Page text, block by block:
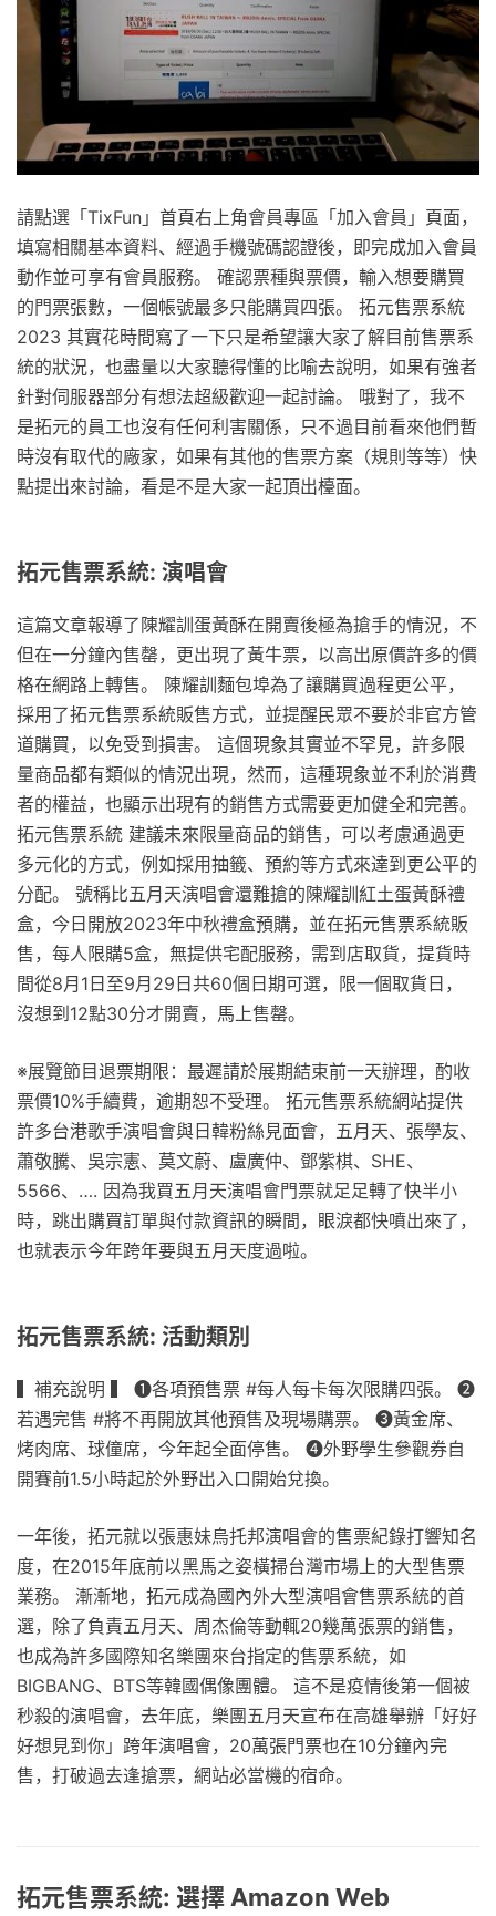
請點選「TixFun」首頁右上角會員專區「加入會員」頁面，
填寫相關基本資料、經過手機號碼認證後，即完成加入會員
動作並可享有會員服務。 確認票種與票價，輸入想要購買
的門票張數，一個帳號最多只能購買四張。 拓元售票系統
2023 其實花時間寫了一下只是希望讓大家了解目前售票系
統的狀況，也盡量以大家聽得懂的比喻去說明，如果有強者
針對伺服器部分有想法超級歡迎一起討論。 哦對了，我不
是拓元的員工也沒有任何利害關係，只不過目前看來他們暫
時沒有取代的廠家，如果有其他的售票方案（規則等等）快
點提出來討論，看是不是大家一起頂出檯面。
拓元售票系統: 演唱會
這篇文章報導了陳耀訓蛋黃酥在開賣後極為搶手的情況，不
但在一分鐘內售罄，更出現了黃牛票，以高出原價許多的價
格在網路上轉售。 陳耀訓麵包埠為了讓購買過程更公平，
採用了拓元售票系統販售方式，並提醒民眾不要於非官方管
道購買，以免受到損害。 這個現象其實並不罕見，許多限
量商品都有類似的情況出現，然而，這種現象並不利於消費
者的權益，也顯示出現有的銷售方式需要更加健全和完善。
拓元售票系統 建議未來限量商品的銷售，可以考慮通過更
多元化的方式，例如採用抽籤、預約等方式來達到更公平的
分配。 號稱比五月天演唱會還難搶的陳耀訓紅土蛋黃酥禮
盒，今日開放2023年中秋禮盒預購，並在拓元售票系統販
售，每人限購5盒，無提供宅配服務，需到店取貨，提貨時
間從8月1日至9月29日共60個日期可選，限一個取貨日，
沒想到12點30分才開賣，馬上售罄。
※展覽節目退票期限：最遲請於展期結束前一天辦理，酌收
票價10%手續費，逾期恕不受理。 拓元售票系統網站提供
許多台港歌手演唱會與日韓粉絲見面會，五月天、張學友、
蕭敬騰、吳宗憲、莫文蔚、盧廣仲、鄧紫棋、SHE、
5566、…. 因為我買五月天演唱會門票就足足轉了快半小
時，跳出購買訂單與付款資訊的瞬間，眼淚都快噴出來了，
也就表示今年跨年要與五月天度過啦。
拓元售票系統: 活動類別
▍補充說明 ▍ ❶​​各項預售票 #每人每卡每次限購四張。 ​ ❷
若遇完售 #將不再開放其他預售及現場購票。 ❸​​黃金席、
烤肉席、球僮席，今年起全面停售。 ❹​​外野學生參觀券自
開賽前1.5小時起於外野出入口開始兌換。
一年後，拓元就以張惠妹烏托邦演唱會的售票紀錄打響知名
度，在2015年底前以黑馬之姿橫掃台灣市場上的大型售票
業務。 漸漸地，拓元成為國內外大型演唱會售票系統的首
選，除了負責五月天、周杰倫等動輒20幾萬張票的銷售，
也成為許多國際知名樂團來台指定的售票系統，如
BIGBANG、BTS等韓國偶像團體。 這不是疫情後第一個被
秒殺的演唱會，去年底，樂團五月天宣布在高雄舉辦「好好
好想見到你」跨年演唱會，20萬張門票也在10分鐘內完
售，打破過去逢搶票，網站必當機的宿命。
拓元售票系統: 選擇 Amazon Web